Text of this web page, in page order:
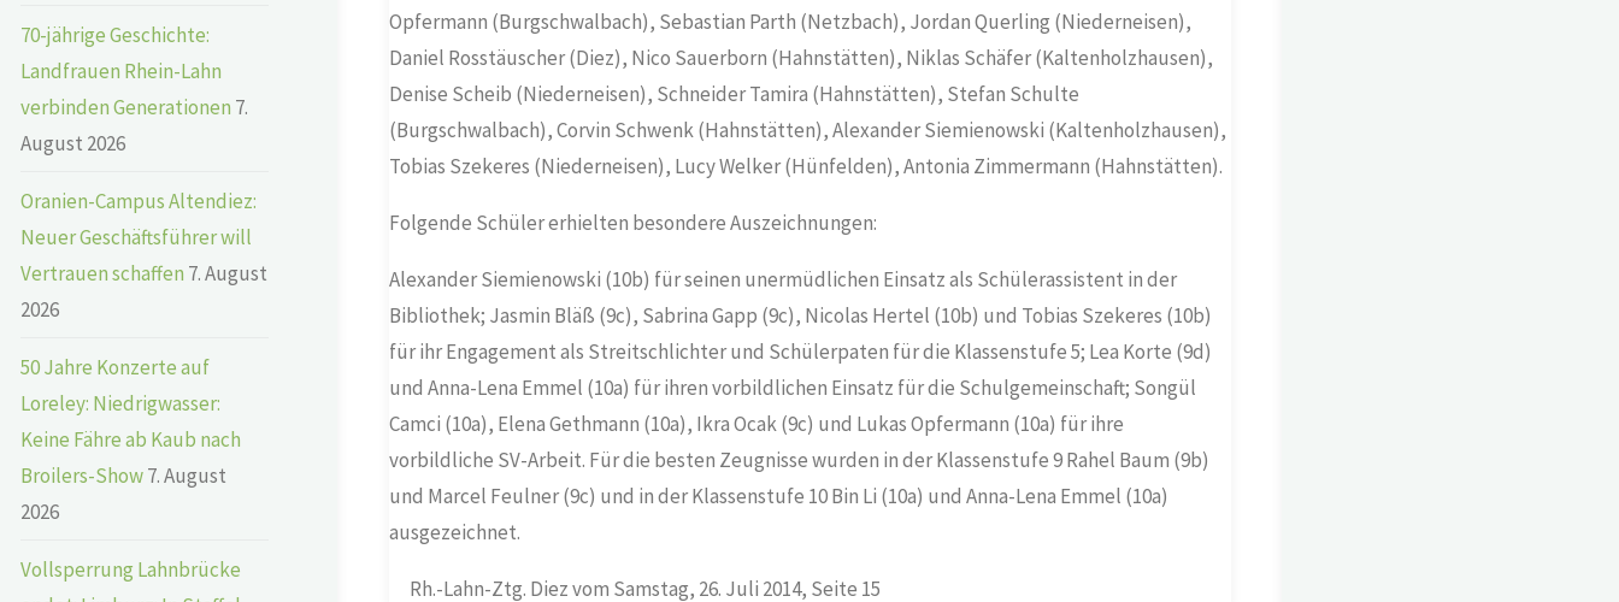
Opfermann (Burgschwalbach), Sebastian Parth (Netzbach), Jordan Querling (Niederneisen),
Daniel Rosstäuscher (Diez), Nico Sauerborn (Hahnstätten), Niklas Schäfer (Kaltenholzhausen),
Denise Scheib (Niederneisen), Schneider Tamira (Hahnstätten), Stefan Schulte
(Burgschwalbach), Corvin Schwenk (Hahnstätten), Alexander Siemienowski (Kaltenholzhausen),
Tobias Szekeres (Niederneisen), Lucy Welker (Hünfelden), Antonia Zimmermann (Hahnstätten).
Folgende Schüler erhielten besondere Auszeichnungen:
Alexander Siemienowski (10b) für seinen unermüdlichen Einsatz als Schülerassistent in der
Bibliothek; Jasmin Bläß (9c), Sabrina Gapp (9c), Nicolas Hertel (10b) und Tobias Szekeres (10b)
für ihr Engagement als Streitschlichter und Schülerpaten für die Klassenstufe 5; Lea Korte (9d)
und Anna-Lena Emmel (10a) für ihren vorbildlichen Einsatz für die Schulgemeinschaft; Songül
Camci (10a), Elena Gethmann (10a), Ikra Ocak (9c) und Lukas Opfermann (10a) für ihre
vorbildliche SV-Arbeit. Für die besten Zeugnisse wurden in der Klassenstufe 9 Rahel Baum (9b)
und Marcel Feulner (9c) und in der Klassenstufe 10 Bin Li (10a) und Anna-Lena Emmel (10a)
ausgezeichnet.
Rh.-Lahn-Ztg. Diez vom Samstag, 26. Juli 2014, Seite 15
70-jährige Geschichte:
Landfrauen Rhein-Lahn
verbinden Generationen 7.
August 2026
Oranien-Campus Altendiez:
Neuer Geschäftsführer will
Vertrauen schaffen 7. August
2026
50 Jahre Konzerte auf
Loreley: Niedrigwasser:
Keine Fähre ab Kaub nach
Broilers-Show7. August
2026
Vollsperrung Lahnbrücke